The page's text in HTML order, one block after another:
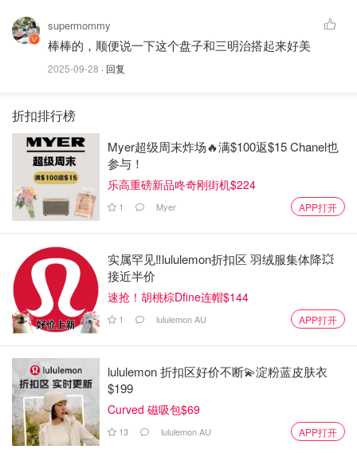
supermommy
棒棒的，顺便说一下这个盘子和三明治搭起来好美
2025-09-28 · 回复
折扣排行榜
Myer超级周末炸场🔥满$100返$15 Chanel也
参与！
乐高重磅新品咚奇刚街机$224
1 Myer APP打开
实属罕见‼️lululemon折扣区 羽绒服集体降💥
接近半价
速抢！胡桃棕Dfine连帽$144
1 lululemon AU APP打开
lululemon 折扣区好价不断💫淀粉蓝皮肤衣
$199
Curved 磁吸包$69
13 lululemon AU APP打开